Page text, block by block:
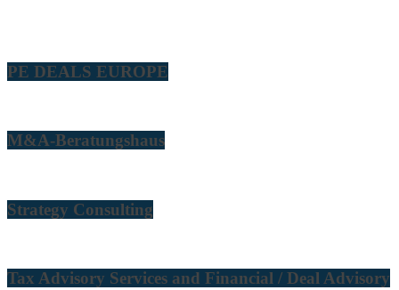
PE DEALS EUROPE
M&A-Beratungshaus
Strategy Consulting
Tax Advisory Services and Financial / Deal Advisory